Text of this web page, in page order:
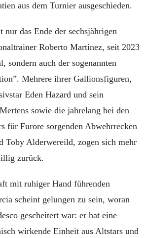
aus dem Turnier ausgeschieden.
nur das Ende der sechsjährigen
Roberto Martinez, seit 2023
sondern auch der sogenannten
Mehrere ihrer Gallionsfiguren,
Eden Hazard und sein
sowie die jahrelang bei den
für Furore sorgenden Abwehrrecken
Toby Alderwereild, zogen sich mehr
zurück.
mit ruhiger Hand führenden
scheint gelungen zu sein, woran
gescheitert war: er hat eine
wirkende Einheit aus Altstars und